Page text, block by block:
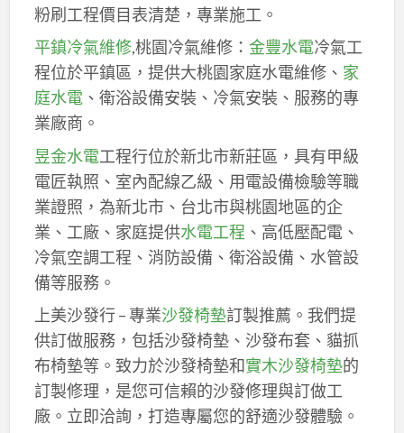
粉刷工程價目表清楚，專業施工。
平鎮冷氣維修,桃園冷氣維修： 金豐水電冷氣工
程位於平鎮區，提供大桃園家庭水電維修、 家
庭水電、衛浴設備安裝、冷氣安裝、服務的專
業廠商。
昱金水電工程行位於新北市新莊區，具有甲級
電匠執照、室內配線乙級、用電設備檢驗等職
業證照，為新北市、台北市與桃園地區的企
業、工廠、家庭提供水電工程 、高低壓配電、
冷氣空調工程、消防設備、衛浴設備、水管設
備等服務。
上美沙發行 – 專業沙發椅墊訂製推薦。我們提
供訂做服務，包括沙發椅墊、沙發布套、貓抓
布椅墊等。致力於沙發椅墊和實木沙發椅墊的
訂製修理，是您可信賴的沙發修理與訂做工
廠。立即洽詢，打造專屬您的舒適沙發體驗。